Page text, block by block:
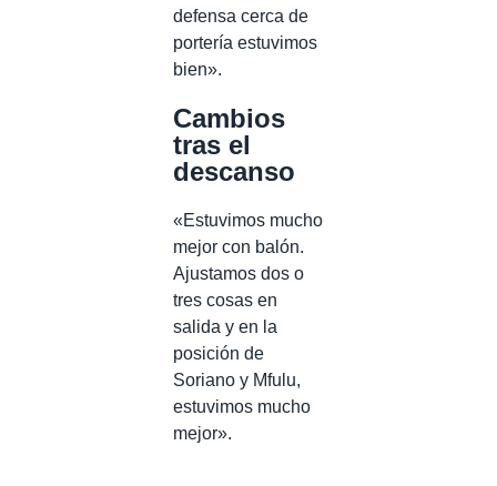
defensa cerca de
portería estuvimos
bien».
Cambios
tras el
descanso
«Estuvimos mucho
mejor con balón.
Ajustamos dos o
tres cosas en
salida y en la
posición de
Soriano y Mfulu,
estuvimos mucho
mejor».